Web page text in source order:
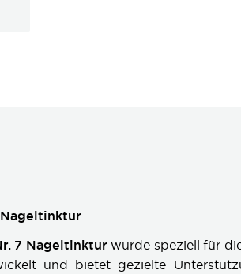
7 Nageltinkturwurde speziell für
und bietet gezielte